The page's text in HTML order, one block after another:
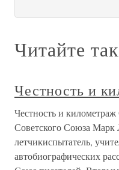
Читайте
Честность и
Честность и
Советского Союза Марк
летчикиспытатель,
автобиографических